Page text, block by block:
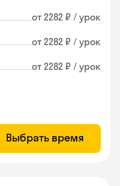
от 2282 ₽ / урок
от 2282 ₽ / урок
от 2282 ₽ / урок
Выбрать время